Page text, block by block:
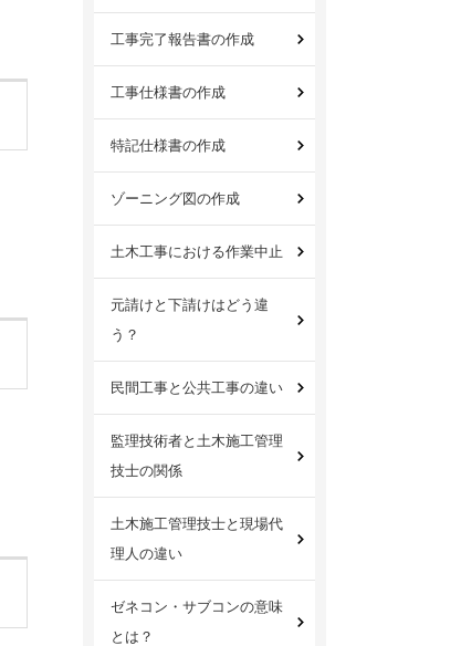
工事完了報告書の作成
工事仕様書の作成
特記仕様書の作成
ゾーニング図の作成
土木工事における作業中止
元請けと下請けはどう違
う？
民間工事と公共工事の違い
監理技術者と土木施工管理
技士の関係
土木施工管理技士と現場代
理人の違い
ゼネコン・サブコンの意味
とは？